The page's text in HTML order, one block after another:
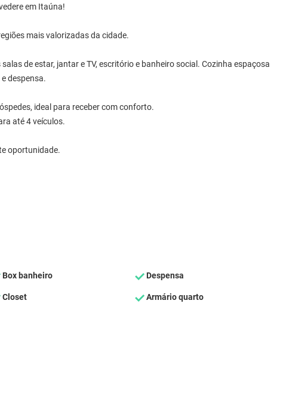
em Itaúna!
mais valorizadas da cidade.
de estar, jantar e TV, escritório e banheiro social. Cozinha espaçosa
despensa.
ideal para receber com conforto.
até 4 veículos.
oportunidade.
Box banheiro Despensa
Closet Armário quarto